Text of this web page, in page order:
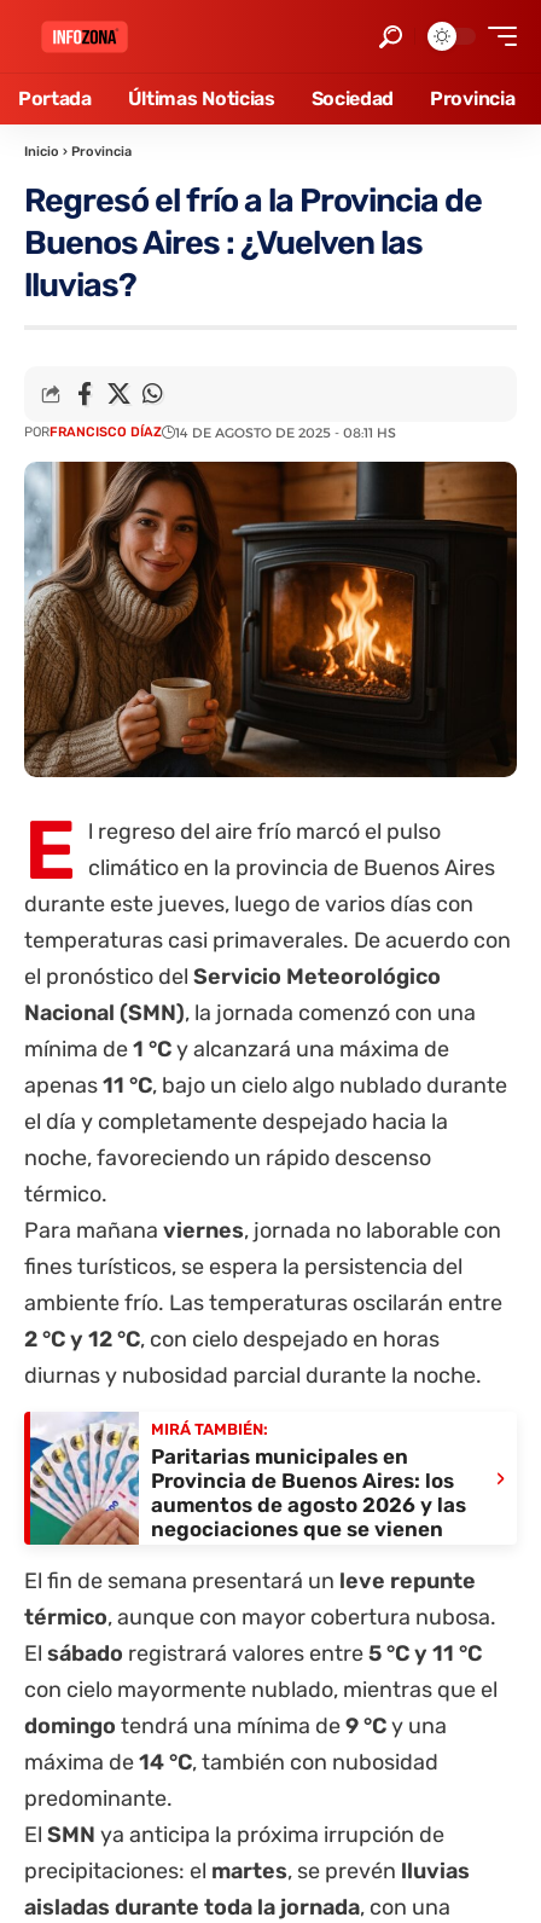
Portada Últimas Noticias Sociedad Provincia
Inicio › Provincia
Regresó el frío a la Provincia de
Buenos Aires : ¿Vuelven las
lluvias?
PORFRANCISCO DÍAZ 14 DE AGOSTO DE 2025 - 08:11 HS
E
l regreso del aire frío marcó el pulso
climático en la provincia de Buenos Aires
durante este jueves, luego de varios días con
temperaturas casi primaverales. De acuerdo con
el pronóstico del Servicio Meteorológico
Nacional (SMN), la jornada comenzó con una
mínima de1 °Cy alcanzará una máxima de
apenas11 °C, bajo un cielo algo nublado durante
el día y completamente despejado hacia la
noche, favoreciendo un rápido descenso
térmico.
Para mañana viernes, jornada no laborable con
fines turísticos, se espera la persistencia del
ambiente frío. Las temperaturas oscilarán entre
2 °C y 12 °C, con cielo despejado en horas
diurnas y nubosidad parcial durante la noche.
MIRÁ TAMBIÉN:
Paritarias municipales en
Provincia de Buenos Aires: los
aumentos de agosto 2026 y las
negociaciones que se vienen
›
El fin de semana presentará un leve repunte
térmico, aunque con mayor cobertura nubosa.
El sábado registrará valores entre5 °C y 11 °C
con cielo mayormente nublado, mientras que el
domingo tendrá una mínima de9 °Cy una
máxima de14 °C, también con nubosidad
predominante.
El SMN ya anticipa la próxima irrupción de
precipitaciones: el martes, se prevén lluvias
aisladas durante toda la jornada, con una